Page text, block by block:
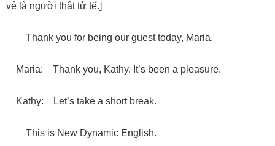
vẻ là người thật tử tế.]
Thank you for being our guest today, Maria.
Maria: Thank you, Kathy. It’s been a pleasure.
Kathy: Let’s take a short break.
This is New Dynamic English.